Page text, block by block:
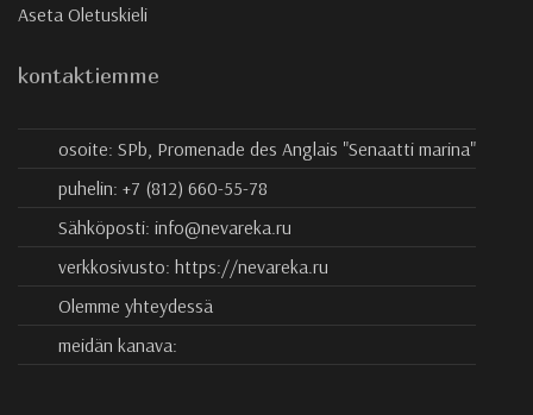
Aseta Oletuskieli
kontaktiemme
osoite: SPb, Promenade des Anglais "Senaatti marina"
puhelin: +7 (812) 660-55-78
Sähköposti: info@nevareka.ru
verkkosivusto: https://nevareka.ru
Olemme yhteydessä
meidän kanava: